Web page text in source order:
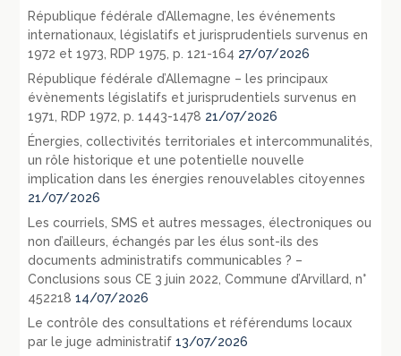
République fédérale d’Allemagne, les événements
internationaux, législatifs et jurisprudentiels survenus en
1972 et 1973, RDP 1975, p. 121-164 27/07/2026
République fédérale d’Allemagne – les principaux
évènements législatifs et jurisprudentiels survenus en
1971, RDP 1972, p. 1443-1478 21/07/2026
Énergies, collectivités territoriales et intercommunalités,
un rôle historique et une potentielle nouvelle
implication dans les énergies renouvelables citoyennes
21/07/2026
Les courriels, SMS et autres messages, électroniques ou
non d’ailleurs, échangés par les élus sont-ils des
documents administratifs communicables ? –
Conclusions sous CE 3 juin 2022, Commune d’Arvillard, n°
452218 14/07/2026
Le contrôle des consultations et référendums locaux
par le juge administratif 13/07/2026